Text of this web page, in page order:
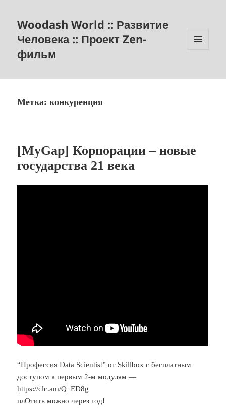
Woodash World :: Развитие
Человека :: Проект Zen-
фильм
Метка:конкуренция
[MyGap] Корпорации – новые
государства 21 века
“Профессия Data Scientist” от Skillbox с бесплатным
доступом к первым 2-м модулям —
https://clc.am/Q_ED8g
плОтить можно через год!